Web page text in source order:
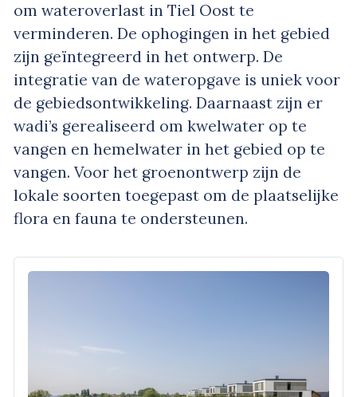
om wateroverlast in Tiel Oost te
verminderen. De ophogingen in het gebied
zijn geïntegreerd in het ontwerp. De
integratie van de wateropgave is uniek voor
de gebiedsontwikkeling. Daarnaast zijn er
wadi’s gerealiseerd om kwelwater op te
vangen en hemelwater in het gebied op te
vangen. Voor het groenontwerp zijn de
lokale soorten toegepast om de plaatselijke
flora en fauna te ondersteunen.